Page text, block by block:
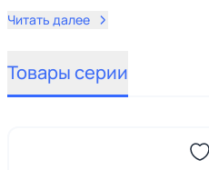
Читать далее
Товары серии